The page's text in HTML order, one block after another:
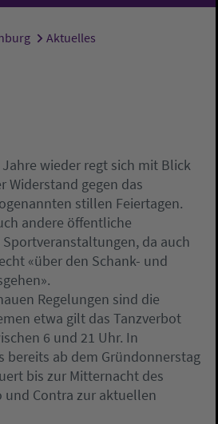
Aktuelles
wieder regt sich mit Blick
Widerstand gegen das
stillen Feiertagen.
andere öffentliche
da auch
«über den Schank- und
Regelungen sind die
etwa gilt das Tanzverbot
6 und 21 Uhr. In
bereits ab dem Gründonnerstag
bis zur Mitternacht des
und Contra zur aktuellen